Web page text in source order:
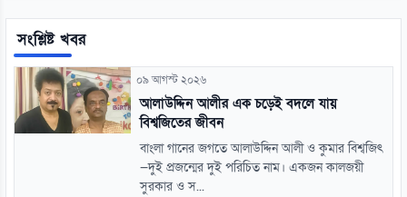
সংশ্লিষ্ট খবর
০৯ আগস্ট ২০২৬
আলাউদ্দিন আলীর এক চড়েই বদলে যায়
বিশ্বজিতের জীবন
বাংলা গানের জগতে আলাউদ্দিন আলী ও কুমার বিশ্বজিৎ
—দুই প্রজন্মের দুই পরিচিত নাম। একজন কালজয়ী
সুরকার ও স...